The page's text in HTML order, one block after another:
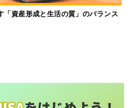
「資産形成と生活の質」のバランス